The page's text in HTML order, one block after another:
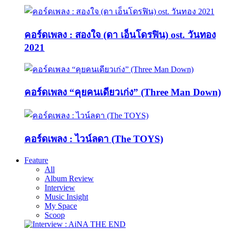
คอร์ดเพลง : สองใจ (ดา เอ็นโดรฟิน) ost. วันทอง
2021
คอร์ดเพลง “คุยคนเดียวเก่ง” (Three Man Down)
คอร์ดเพลง : ไวน์ลดา (The TOYS)
Feature
All
Album Review
Interview
Music Insight
My Space
Scoop